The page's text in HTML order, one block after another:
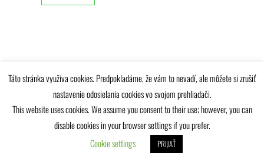
Univerzitná knižnica Žilinskej univerzity © 2025
Táto stránka využíva cookies. Predpokladáme, že vám to nevadí, ale môžete si zrušiť
nastavenie odosielania cookies vo svojom prehliadači.
This website uses cookies. We assume you consent to their use; however, you can
disable cookies in your browser settings if you prefer.
Cookie settings
PRIJAŤ